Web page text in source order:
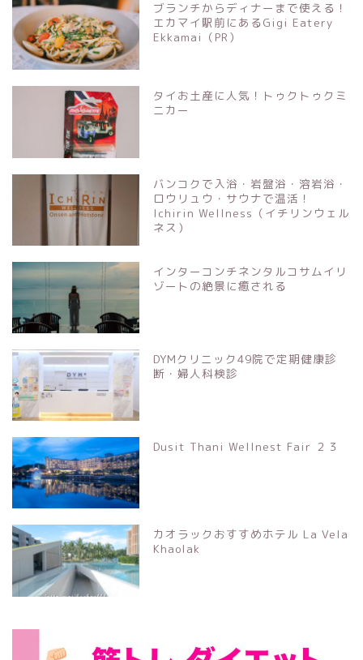
ブランチからディナーまで使える！
エカマイ駅前にあるGigi Eatery
Ekkamai（PR）
タイお土産に人気！トゥクトゥクミ
ニカー
バンコクで入浴・岩盤浴・溶岩浴・
ロウリュウ・サウナで温活！
Ichirin Wellness（イチリンウェル
ネス）
インターコンチネンタルコサムイリ
ゾートの絶景に癒される
DYMクリニック49院で定期健康診
断・婦人科検診
Dusit Thani Wellnest Fair ２３
カオラックおすすめホテル La Vela
Khaolak